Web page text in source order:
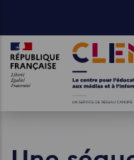
contenu
principal
Images Images